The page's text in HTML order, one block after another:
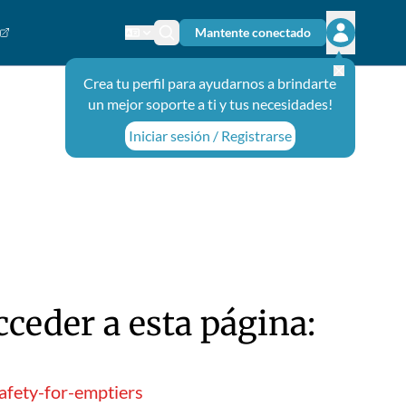
Cambiar el idioma
Ícono de búsqueda
Mantente conectado
Abrir el
Crea tu perfil para ayudarnos a brindarte
un mejor soporte a ti y tus necesidades!
Iniciar sesión / Registrarse
a esta página:
for-emptiers